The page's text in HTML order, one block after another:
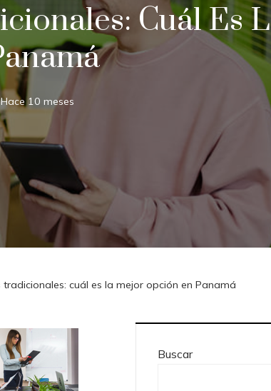
Cuál Es
Hace 10 meses
cuál es la mejor opción en Panamá
Buscar